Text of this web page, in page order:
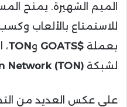
الميم الشهيرة. يمنح
للاستمتاع بالألعاب
بعملة $GOATS وTON،
لشبكة Network (TON)
على عكس العديد من